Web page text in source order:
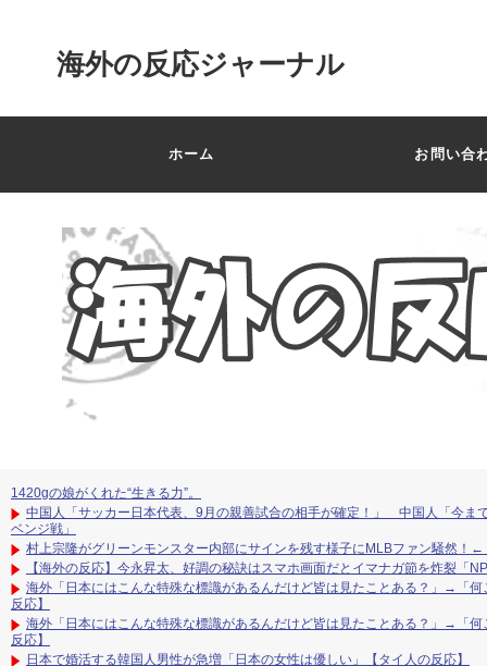
海外の反応ジャーナル
ホーム お問い合
1420gの娘がくれた“生きる力”。
中国人「サッカー日本代表、9月の親善試合の相手が確定！」 中国人「今ま
ベンジ戦」
村上宗隆がグリーンモンスター内部にサインを残す様子にMLBファン騒然！
【海外の反応】今永昇太、好調の秘訣はスマホ画面だとイマナガ節を炸裂「
海外「日本にはこんな特殊な標識があるんだけど皆は見たことある？」→「
反応】
海外「日本にはこんな特殊な標識があるんだけど皆は見たことある？」→「
反応】
日本で婚活する韓国人男性が急増「日本の女性は優しい」【タイ人の反応】